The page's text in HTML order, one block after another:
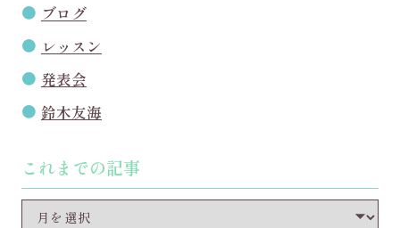
ブログ
レッスン
発表会
鈴木友海
これまでの記事